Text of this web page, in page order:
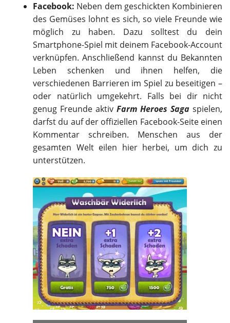
Facebook: Neben dem geschickten Kombinieren
des Gemüses lohnt es sich, so viele Freunde wie
möglich zu haben. Dazu solltest du dein
Smartphone-Spiel mit deinem Facebook-Account
verknüpfen. Anschließend kannst du Bekannten
Leben schenken und ihnen helfen, die
verschiedenen Barrieren im Spiel zu beseitigen –
oder natürlich umgekehrt. Falls bei dir nicht
genug Freunde aktiv Farm Heroes Saga spielen,
darfst du auf der offiziellen Facebook-Seite einen
Kommentar schreiben. Menschen aus der
gesamten Welt eilen hier herbei, um dich zu
unterstützen.